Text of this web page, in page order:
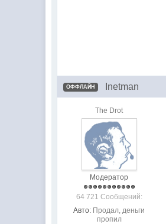
ОФФЛАЙН Inetman
The Drot
Модератор
64 721 Сообщений:
Авто: Продал, деньги
пропил